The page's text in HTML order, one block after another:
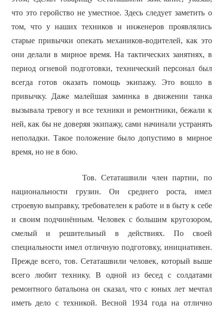
что это геройство не уместное. Здесь следует заметить о
том, что у наших техников и инженеров проявлялись
старые привычки опекать механиков-водителей, как это
они делали в мирное время. На тактических занятиях, в
период огневой подготовки, технический персонал был
всегда готов оказать помощь экипажу. Это вошло в
привычку. Даже малейшая заминка в движении танка
вызывала тревогу и все техники и ремонтники, бежали к
ней, как бы не доверяя экипажу, сами начинали устранять
неполадки. Такое положение было допустимо в мирное
время, но не в бою.
Тов. Сетаташвили член партии, по
национальности грузин. Он среднего роста, имел
строевую выправку, требователен к работе и в быту к себе
и своим подчинённым. Человек с большим кругозором,
смелый и решительный в действиях. По своей
специальности имел отличную подготовку, инициативен.
Прежде всего, тов. Сетаташвили человек, который выше
всего любит технику. В одной из бесед с солдатами
ремонтного батальона он сказал, что с юных лет мечтал
иметь дело с техникой. Весной 1934 года на отлично